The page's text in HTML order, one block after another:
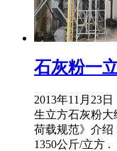
石灰粉一
2013年11月23
生立方石灰粉大
荷载规范》介绍
1350公斤/立方 .